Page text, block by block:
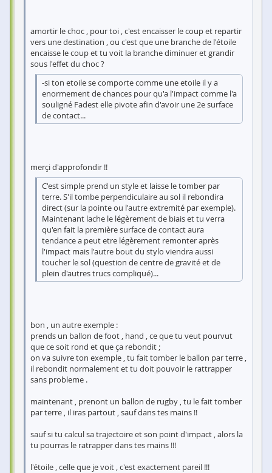
amortir le choc , pour toi , c'est encaisser le coup et repartir
vers une destination , ou c'est que une branche de l'étoile
encaisse le coup et tu voit la branche diminuer et grandir
sous l'effet du choc ?
-si ton etoile se comporte comme une etoile il y a
enormement de chances pour qu'a l'impact comme l'a
souligné Fadest elle pivote afin d'avoir une 2e surface
de contact...
merçi d'approfondir !!
C'est simple prend un style et laisse le tomber par
terre. S'il tombe perpendiculaire au sol il rebondira
direct (sur la pointe ou l'autre extremité par exemple).
Maintenant lache le légèrement de biais et tu verra
qu'en fait la première surface de contact aura
tendance a peut etre légèrement remonter après
l'impact mais l'autre bout du stylo viendra aussi
toucher le sol (question de centre de gravité et de
plein d'autres trucs compliqué)...
bon , un autre exemple :
prends un ballon de foot , hand , ce que tu veut pourvut
que ce soit rond et que ça rebondit ;
on va suivre ton exemple , tu fait tomber le ballon par terre ,
il rebondit normalement et tu doit pouvoir le rattrapper
sans probleme .
maintenant , prenont un ballon de rugby , tu le fait tomber
par terre , il iras partout , sauf dans tes mains !!
sauf si tu calcul sa trajectoire et son point d'impact , alors la
tu pourras le ratrapper dans tes mains !!!
l'étoile , celle que je voit , c'est exactement pareil !!!